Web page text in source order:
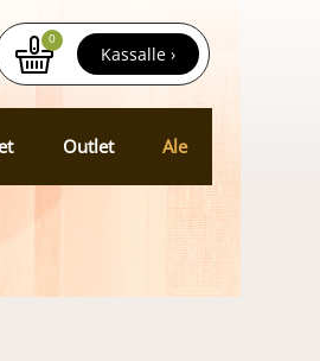
0
Kassalle ›
Outlet Ale